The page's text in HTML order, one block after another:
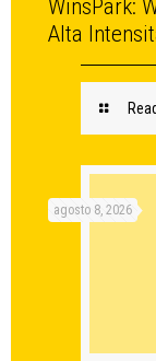
WinsPark:
Alta
agosto 8, 2026